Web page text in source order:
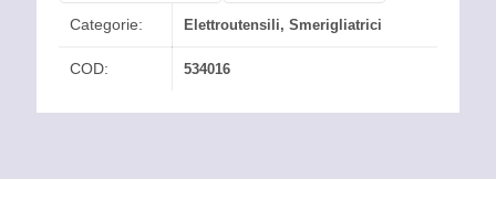
Categorie: Elettroutensili, Smerigliatrici
COD: 534016